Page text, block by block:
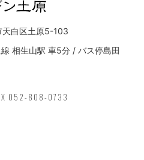
白区土原5-103
相生山駅 車5分 / バス停島田
052-808-0733